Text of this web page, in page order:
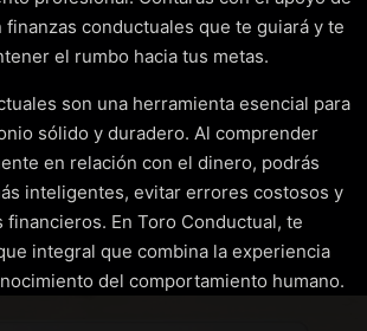
conductuales que te guiará y te
el rumbo hacia tus metas.
son una herramienta esencial para
sólido y duradero. Al comprender
en relación con el dinero, podrás
inteligentes, evitar errores costosos y
financieros. En Toro Conductual, te
integral que combina la experiencia
del comportamiento humano.